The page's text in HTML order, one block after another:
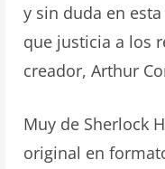
y sin duda en
que justicia a los
creador, Arthur
Muy de Sherlock
original en